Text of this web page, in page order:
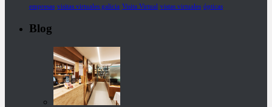
empresas visitas virtuales galicia Visita Virtual vistas virtuales ópticas
Blog